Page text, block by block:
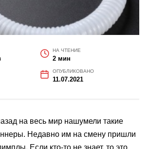
НА ЧТЕНИЕ
2 мин
ОПУБЛИКОВАНО
11.07.2021
на весь мир нашумели такие
Недавно им на смену пришли
Если кто-то не знает, то это